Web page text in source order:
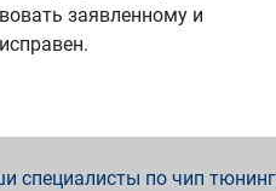
заявленному и
специалисты по чип